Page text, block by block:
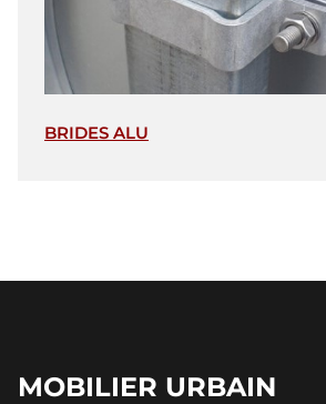
BRIDES ALU
MOBILIER URBAIN